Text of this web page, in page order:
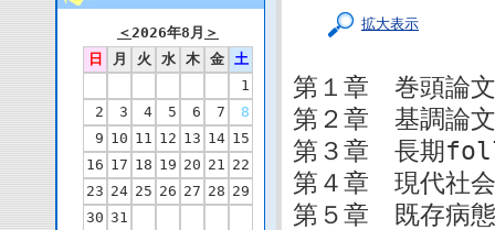
＜2026年8月 ＞
日
月 火 水 木 金
土
1
2
3 4 5 6 7
8
9 10 11 12 13 14 15
16 17 18 19 20 21 22
23 24 25 26 27 28 29
30 31
拡大表示
第１章 巻頭論文
第２章 基調論文
第３章 長期
第４章 現代社
第５章 既存病